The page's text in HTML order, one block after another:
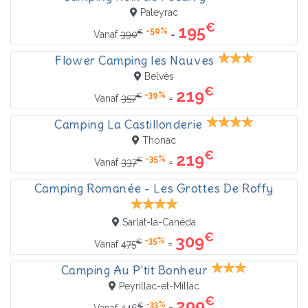
Paleyrac
Vanaf390€ -50% = 195€
Flower Camping les Nauves
Belvès
Vanaf357€ -39% = 219€
Camping La Castillonderie
Thonac
Vanaf337€ -35% = 219€
Camping Romanée - Les Grottes De Roffy
Sarlat-la-Canéda
Vanaf475€ -35% = 309€
Camping Au P'tit Bonheur
Peyrillac-et-Millac
€ -33% €